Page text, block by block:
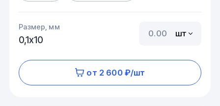
Размер, мм
0,1х10
шт
от 2 600 ₽/шт